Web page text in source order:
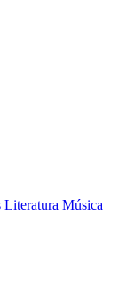
Literatura Música